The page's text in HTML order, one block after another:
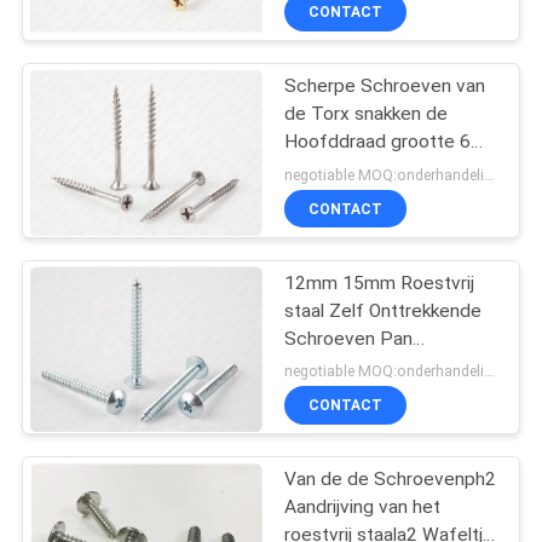
CONTACTEER
ONS
NIEUWS
VERZOEK
OM EEN
CITAAT
SITEMAP
PRIVACY
POLICY
CONTACT
Scherpe Schroeven van
de Torx snakken de
Hoofddraad grootte 6
Ribbendin Norm
CONTACT
12mm 15mm Roestvrij
staal Zelf Onttrekkende
Schroeven Pan
Hoofdtorx voor
Aluminium
negotiable MOQ:onderhandelingen
CONTACT
Van de de Schroevenph2
Aandrijving van het
roestvrij staala2 Wafeltje